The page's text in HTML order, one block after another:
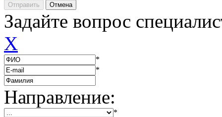
Задайте вопрос
X
*
*
Направление:
*